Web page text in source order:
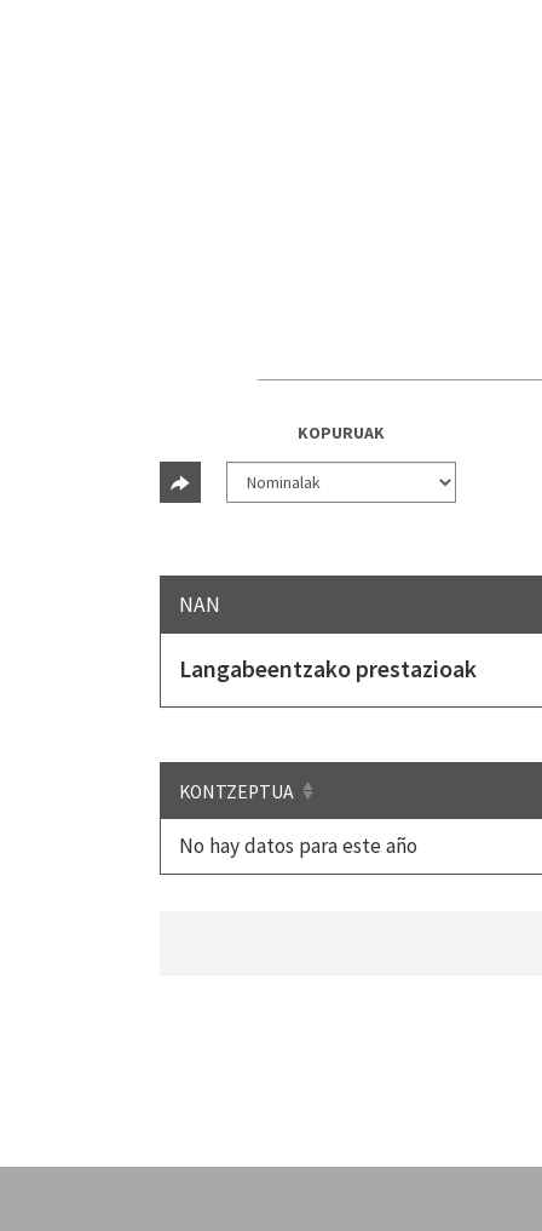
KOPURUAK
NAN
Langabeentzako prestazioak
KONTZEPTUA
No hay datos para este año